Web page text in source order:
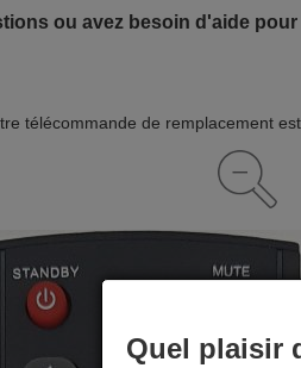
ou avez besoin d'aide
télécommande de remplacement
Quel plaisir